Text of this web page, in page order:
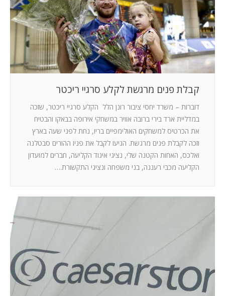
קבלת פנים מרגשת לקלע סרגיי ריכטר
דוברות – משרד יחסי ציבור רונן הלל הקלע סרגיי ריכטר, שזכה
במדליית ארד בירי ברובה אוויר במשחקי אירופה בבאקו והבטיח
את הכרטיס למשחקים האולימפיים בריו, נחת לפני שעה בארץ
וזכה לקבלת פנים מרגשת. הגיעו לקבל את פניו ההורים סבטלנה
ואלכס, האחות הקטנה שלי, נציגי איגוד הקליעה, חברים למועדון
הקליעה מכבי רעננה, בני משפחה ונציגי התקשורת.…